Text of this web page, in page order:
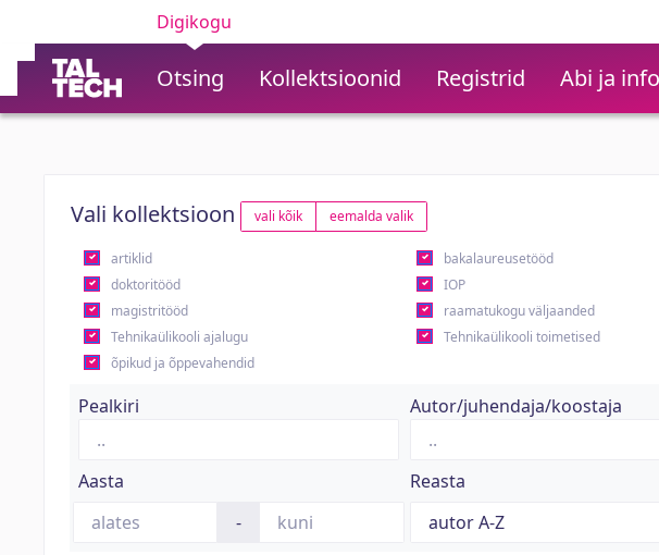
Digikogu
Otsing Kollektsioonid Registrid Abi ja info
Vali kollektsioon vali kõik eemalda valik
artiklid bakalaureusetööd
doktoritööd
IOP
magistritööd
raamatukogu väljaanded
Tehnikaülikooli ajalugu
Tehnikaülikooli toimetised
õpikud ja õppevahendid
Pealkiri Autor/juhendaja/koostaja
Aasta
-
Reasta